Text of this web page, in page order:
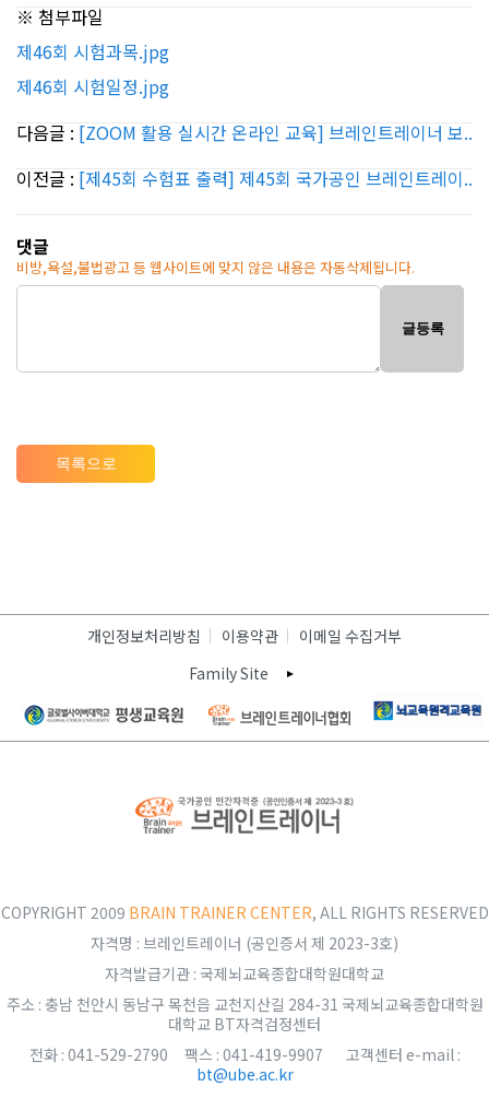
※ 첨부파일
제46회 시험과목.jpg
제46회 시험일정.jpg
다음글 : [ZOOM 활용 실시간 온라인 교육] 브레인트레이너 보..
이전글 : [제45회 수험표 출력] 제45회 국가공인 브레인트레이..
댓글
비방,욕설,불법광고 등 웹사이트에 맞지 않은 내용은 자동삭제됩니다.
글등록
목록으로
개인정보처리방침 이용약관
이메일 수집거부
Family Site
COPYRIGHT 2009 BRAIN TRAINER CENTER, ALL RIGHTS RESERVED
자격명 : 브레인트레이너 (공인증서 제 2023-3호)
자격발급기관 : 국제뇌교육종합대학원대학교
주소 : 충남 천안시 동남구 목천읍 교천지산길 284-31 국제뇌교육종합대학원
대학교 BT자격검정센터
전화 : 041-529-2790 팩스 : 041-419-9907 고객센터 e-mail :
bt@ube.ac.kr